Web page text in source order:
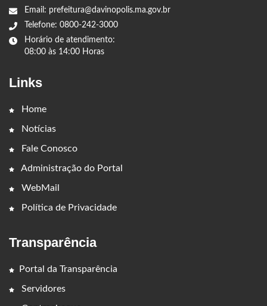
Email: prefeitura@davinopolis.ma.gov.br
Telefone: 0800-242-3000
Horário de atendimento:
08:00 às 14:00 Horas
Links
Home
Notícias
Fale Conosco
Administração do Portal
WebMail
Política de Privacidade
Transparência
Portal da Transparência
Servidores